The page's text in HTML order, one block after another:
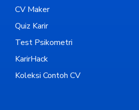
CV Maker
Quiz Karir
Test Psikometri
KarirHack
Koleksi Contoh CV